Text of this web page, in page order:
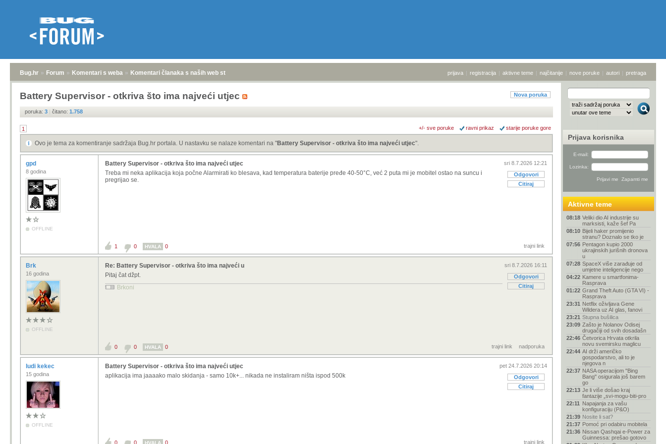
Bug.hr » Forum » Komentari s weba » Komentari članaka s naših web stranica prijava | registracija | aktivne teme | najčitanije | nove poruke | autori | pretraga
Nova poruka
Battery Supervisor - otkriva što ima najveći utjec
poruka: 3 | čitano: 1.758
1 +/- sve poruke ravni prikaz starije poruke gore
Ovo je tema za komentiranje sadržaja Bug.hr portala. U nastavku se nalaze komentari na "Battery Supervisor - otkriva što ima najveći utjec".
gpd
8 godina
OFFLINE
sri 8.7.2026 12:21
Odgovori
Citiraj
Battery Supervisor - otkriva što ima najveći utjec
Treba mi neka aplikacija koja počne Alarmirati ko blesava, kad temperatura baterije pređe 40-50°C, već 2 puta mi je mobitel ostao na suncu i
pregrijao se.
trajni link
1 0 HVALA 0
Brk
16 godina
OFFLINE
sri 8.7.2026 16:11
Odgovori
Citiraj
Re: Battery Supervisor - otkriva što ima najveći u
Pitaj čat džpt.
Brkoni
trajni link nadporuka
0 0 HVALA 0
ludi kekec
15 godina
OFFLINE
pet 24.7.2026 20:14
Odgovori
Citiraj
Battery Supervisor - otkriva što ima najveći utjec
aplikacija ima jaaaako malo skidanja - samo 10k+... nikada ne instaliram ništa ispod 500k
trajni link
0 0 HVALA 0
Prijava korisnika
E-mail:
Lozinka:
Aktivne teme
08:18 Veliki dio AI industrije su
marksisti, kaže šef Pa
08:10 Bijeli haker promijenio
stranu? Doznalo se tko je
07:56 Pentagon kupio 2000
ukrajinskih jurišnih dronova
u
07:28 SpaceX više zarađuje od
umjetne inteligencije nego
04:22 Kamere u smartfonima-
Rasprava
01:22 Grand Theft Auto (GTA VI) -
Rasprava
23:31 Netflix oživljava Gene
Wildera uz AI glas, fanovi
23:21 Stupna bušilica
23:09 Zašto je Nolanov Odisej
drugačiji od svih dosadašn
22:46 Četvorica Hrvata otkrila
novu svemirsku maglicu
22:44 AI drži američko
gospodarstvo, ali to je
njegova n
22:37 NASA operacijom "Bing
Bang" osigurala još barem
go
22:13 Je li više došao kraj
fantazije „svi-mogu-biti-pro
22:11 Napajanja za vašu
konfiguraciju (P&O)
21:39 Nosite li sat?
21:37 Pomoć pri odabiru mobitela
21:36 Nissan Qashqai e-Power za
Guinnessa: prešao gotovo